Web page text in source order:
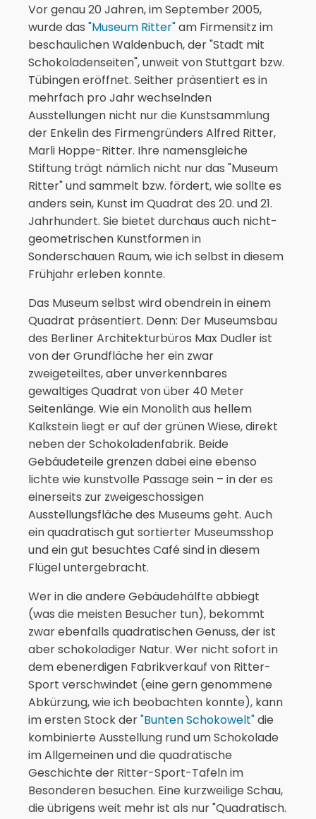
Vor genau 20 Jahren, im September 2005,
wurde das "Museum Ritter"am Firmensitz im
beschaulichen Waldenbuch, der "Stadt mit
Schokoladenseiten", unweit von Stuttgart bzw.
Tübingen eröffnet. Seither präsentiert es in
mehrfach pro Jahr wechselnden
Ausstellungen nicht nur die Kunstsammlung
der Enkelin des Firmengründers Alfred Ritter,
Marli Hoppe-Ritter. Ihre namensgleiche
Stiftung trägt nämlich nicht nur das "Museum
Ritter" und sammelt bzw. fördert, wie sollte es
anders sein, Kunst im Quadrat des 20. und 21.
Jahrhundert. Sie bietet durchaus auch nicht-
geometrischen Kunstformen in
Sonderschauen Raum, wie ich selbst in diesem
Frühjahr erleben konnte.
Das Museum selbst wird obendrein in einem
Quadrat präsentiert. Denn: Der Museumsbau
des Berliner Architekturbüros Max Dudler ist
von der Grundfläche her ein zwar
zweigeteiltes, aber unverkennbares
gewaltiges Quadrat von über 40 Meter
Seitenlänge. Wie ein Monolith aus hellem
Kalkstein liegt er auf der grünen Wiese, direkt
neben der Schokoladenfabrik. Beide
Gebäudeteile grenzen dabei eine ebenso
lichte wie kunstvolle Passage sein – in der es
einerseits zur zweigeschossigen
Ausstellungsfläche des Museums geht. Auch
ein quadratisch gut sortierter Museumsshop
und ein gut besuchtes Café sind in diesem
Flügel untergebracht.
Wer in die andere Gebäudehälfte abbiegt
(was die meisten Besucher tun), bekommt
zwar ebenfalls quadratischen Genuss, der ist
aber schokoladiger Natur. Wer nicht sofort in
dem ebenerdigen Fabrikverkauf von Ritter-
Sport verschwindet (eine gern genommene
Abkürzung, wie ich beobachten konnte), kann
im ersten Stock der"Bunten Schokowelt"die
kombinierte Ausstellung rund um Schokolade
im Allgemeinen und die quadratische
Geschichte der Ritter-Sport-Tafeln im
Besonderen besuchen. Eine kurzweilige Schau,
die übrigens weit mehr ist als nur "Quadratisch.